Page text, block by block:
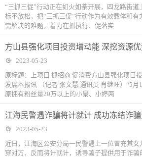
“三抓三促”行动正在如火如荼开展，四龙路街道
标不放松，把“三抓三促”行动作为有效载体和
需解决的难题，着力在抓执行、促落实
方山县强化项目投资增动能 深挖资源
2023-05-23
原标题：上项目 抓招商 促消费方山县强化项目
发展本报讯 （记者 张文慧 通讯员 肖继旺）“5
原拥有粉丝量20万以上的小景、小婷两
江海民警遇诈骗将计就计 成功冻结诈
2023-05-23
近日，江海区公安分局一民警遇上一位冒充其
穿对方，反而将计就计，诱导骗子提供用于诈